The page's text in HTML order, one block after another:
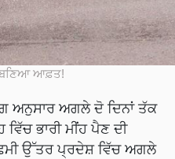
ਆਫ਼ਤ!
ਅਨੁਸਾਰ ਅਗਲੇ ਦੋ ਦਿਨਾਂ ਤੱਕ
ਭਾਰੀ ਮੀਂਹ ਪੈਣ ਦੀ
ਉੱਤਰ ਪ੍ਰਦੇਸ਼ ਵਿੱਚ ਅਗਲੇ